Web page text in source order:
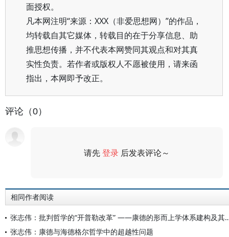
面授权。
凡本网注明“来源：XXX（非爱思想网）”的作品，
均转载自其它媒体，转载目的在于分享信息、助
推思想传播，并不代表本网赞同其观点和对其真
实性负责。若作者或版权人不愿被使用，请来函
指出，本网即予改正。
评论（0）
请先登录 后发表评论～
相同作者阅读
张志伟：批判哲学的“开普勒
张志伟：康德与海德格尔哲学中的超越性问题